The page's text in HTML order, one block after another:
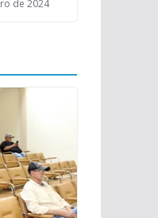
de 2024